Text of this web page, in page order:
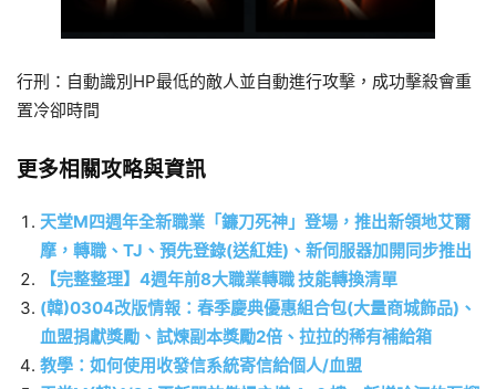
行刑：自動識別HP最低的敵人並自動進行攻擊，成功擊殺會重
置冷卻時間
更多相關攻略與資訊
天堂M四週年全新職業「鐮刀死神」登場，推出新領地艾爾
摩，轉職、TJ、預先登錄(送紅娃)、新伺服器加開同步推出
【完整整理】4週年前8大職業轉職 技能轉換清單
(韓)0304改版情報：春季慶典優惠組合包(大量商城飾品)、
血盟捐獻獎勵、試煉副本獎勵2倍、拉拉的稀有補給箱
教學：如何使用收發信系統寄信給個人/血盟